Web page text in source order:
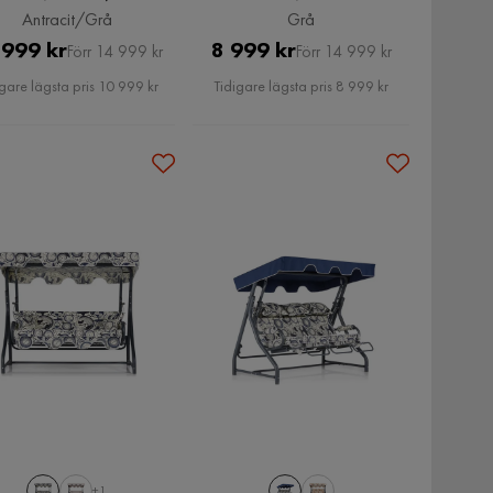
Antracit/Grå
Pris
krOriginal
Pris
Förr 14 999 kr
lägsta pris 10 999 kr
Grå
Pris
8 999 krOriginal
Pris
Förr 14 999 kr
Tidigare lägsta pris 8 999 kr